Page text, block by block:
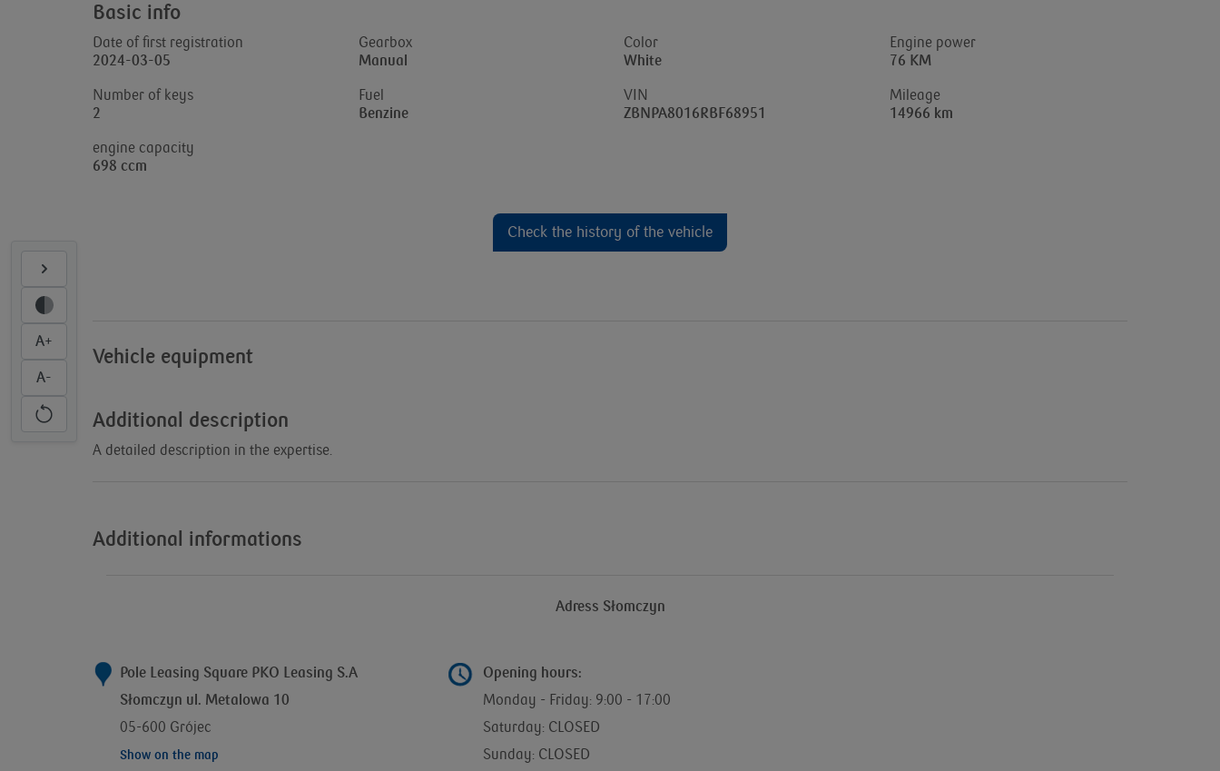
Basic info
Date of first registration
2024-03-05
Gearbox
Manual
Color
White
Engine power
76 KM
Number of keys
2
Fuel
Benzine
VIN
ZBNPA8016RBF68951
Mileage
14966 km
engine capacity
698 ccm
Check the history of the vehicle
Vehicle equipment
Additional description
A detailed description in the expertise.
Additional informations
Adress Słomczyn
Pole Leasing Square PKO Leasing S.A
Słomczyn ul. Metalowa 10
05-600 Grójec
Show on the map
Opening hours:
Monday - Friday: 9:00 - 17:00
Saturday: CLOSED
Sunday: CLOSED
A+
A-